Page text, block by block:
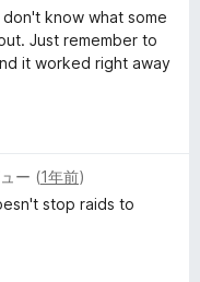
know what some
Just remember to
it worked right away
ー (1年前)
stop raids to